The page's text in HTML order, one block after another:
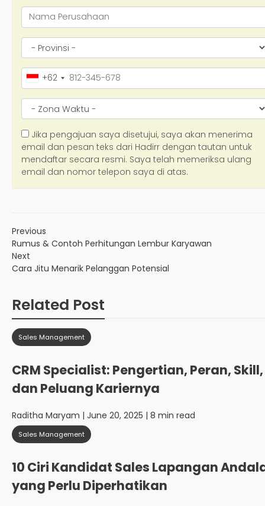
Previous
Rumus & Contoh Perhitungan Lembur Karyawan
Next
Cara Jitu Menarik Pelanggan Potensial
Related Post
Sales Management
CRM Specialist: Pengertian, Peran, Skill,
dan Peluang Kariernya
Raditha Maryam | June 20, 2025 | 8 min read
Sales Management
10 Ciri Kandidat Sales Lapangan
yang Perlu Diperhatikan